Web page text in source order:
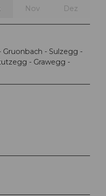
Nov Dez
Gruonbach - Sulzegg -
- Grawegg -